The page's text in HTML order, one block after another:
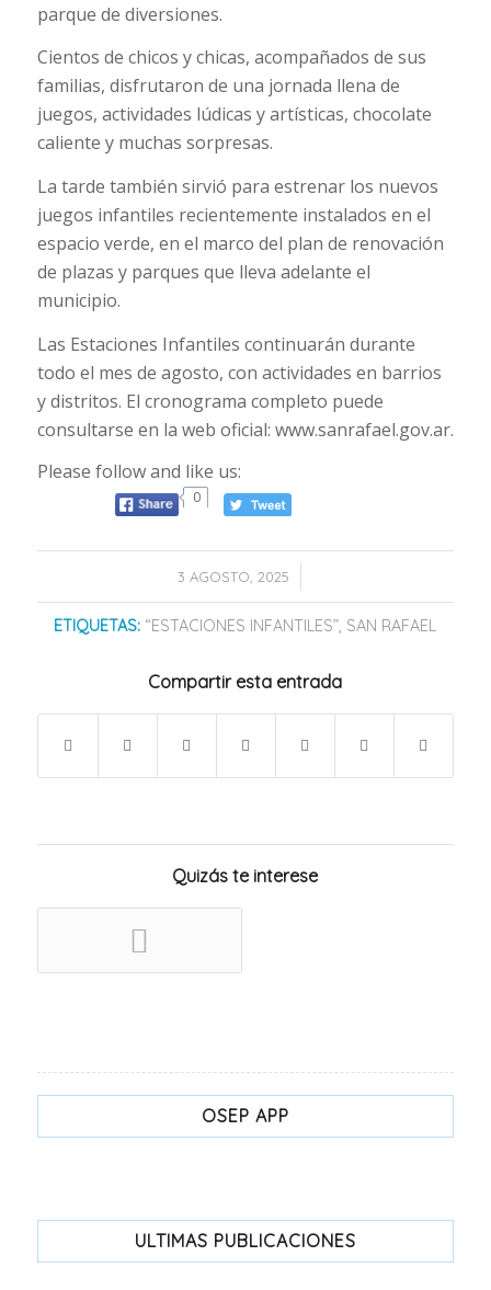
parque de diversiones.
Cientos de chicos y chicas, acompañados de sus
familias, disfrutaron de una jornada llena de
juegos, actividades lúdicas y artísticas, chocolate
caliente y muchas sorpresas.
La tarde también sirvió para estrenar los nuevos
juegos infantiles recientemente instalados en el
espacio verde, en el marco del plan de renovación
de plazas y parques que lleva adelante el
municipio.
Las Estaciones Infantiles continuarán durante
todo el mes de agosto, con actividades en barrios
y distritos. El cronograma completo puede
consultarse en la web oficial: www.sanrafael.gov.ar.
Please follow and like us:
0
3 AGOSTO, 2025
/
ETIQUETAS: “ESTACIONES INFANTILES”, SAN RAFAEL
Compartir esta entrada
Quizás te interese
OSEP APP
ULTIMAS PUBLICACIONES